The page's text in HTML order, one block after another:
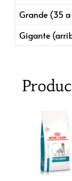
Grande (35
Gigante